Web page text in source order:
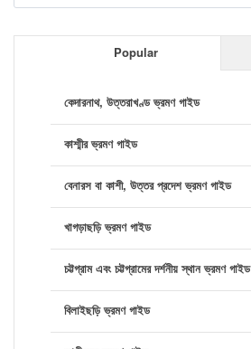
Popular
কেদারনাথ, উত্তরাখণ্ড ভ্রমণ গাইড
কাশ্মীর ভ্রমণ গাইড
বেনারস বা কাশী, উত্তর প্রদেশ ভ্রমণ গাইড
খাগড়াছড়ি ভ্রমণ গাইড
চট্টগ্রাম এবং চট্টগ্রামের দর্শনীয় স্থান ভ্রমণ গাইড
বিলাইছড়ি ভ্রমণ গাইড